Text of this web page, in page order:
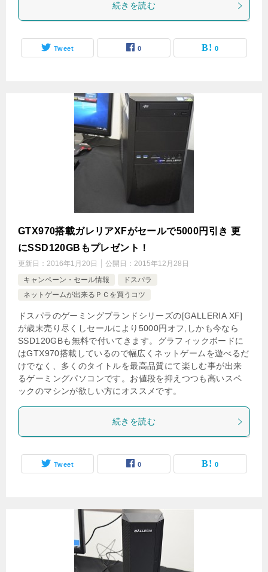
続きを読む
Tweet 0 0
GTX970搭載ガレリアXFがセールで5000円引き 更
にSSD120GBもプレゼント！
更新日： 2016年1月20日 公開日： 2015年12月28日
キャンペーン・セール情報
ドスパラ
ネットゲームが出来るＰＣを買うコツ
ドスパラのゲーミングブランドシリーズの[GALLERIA XF]
が歳末売り尽くしセールにより5000円オフ,しかも今なら
SSD120GBも無料で付いてきます。グラフィックボードに
はGTX970搭載しているので幅広くネットゲームを遊べるだ
けでなく、多くのタイトルを最高品質にて楽しむ事が出来
るゲーミングパソコンです。お値段を抑えつつも高いスペ
ックのマシンが欲しい方にオススメです。
続きを読む
Tweet 0 0